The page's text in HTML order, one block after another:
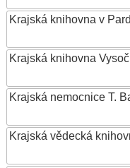
Krajská knihovna v
Krajská knihovna
Krajská nemocnice T.
Krajská vědecká